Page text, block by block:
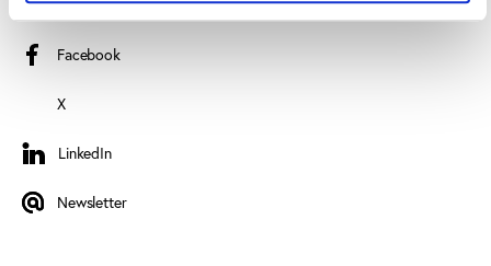
FOLLOW PLAY THE GAME
Facebook
X
LinkedIn
LinkedIn
Newsletter
Newsletter